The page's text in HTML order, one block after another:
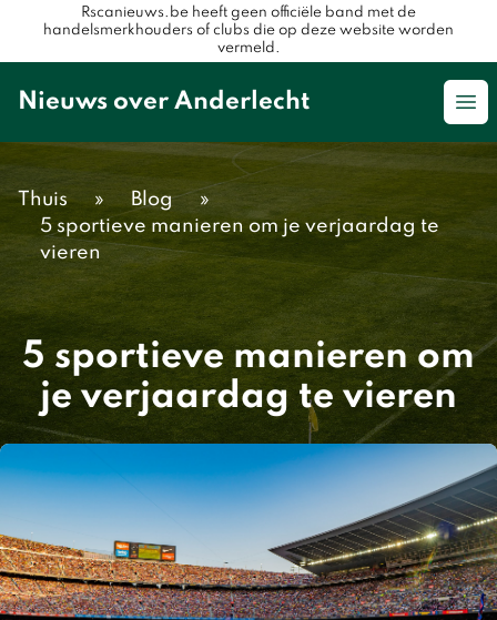
Rscanieuws.be heeft geen officiële band met de
handelsmerkhouders of clubs die op deze website worden
vermeld.
Nieuws over Anderlecht
Thuis » Blog
»
5 sportieve manieren om je verjaardag te
vieren
5 sportieve manieren om
je verjaardag te vieren